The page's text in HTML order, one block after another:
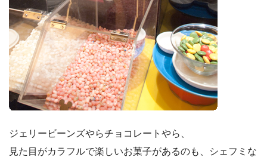
ジェリービーンズやらチョコレートやら、
見た目がカラフルで楽しいお菓子があるのも、シェフミな